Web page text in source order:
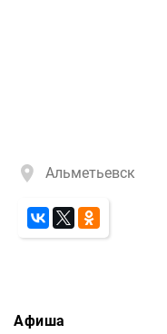
Альметьевск
Афиша